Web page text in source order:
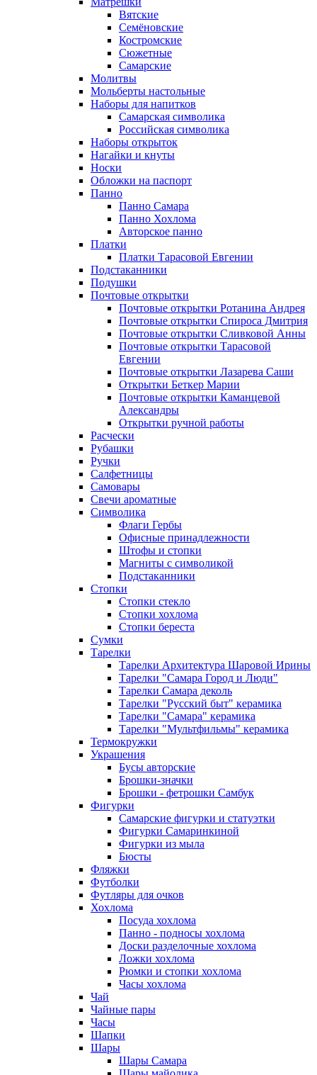
Вятские
Семёновские
Костромские
Сюжетные
Самарские
Молитвы
Мольберты настольные
Наборы для напитков
Самарская символика
Российская символика
Наборы открыток
Нагайки и кнуты
Носки
Обложки на паспорт
Панно
Панно Самара
Панно Хохлома
Авторское панно
Платки
Платки Тарасовой Евгении
Подстаканники
Подушки
Почтовые открытки
Почтовые открытки Ротанина Андрея
Почтовые открытки Спироса Дмитрия
Почтовые открытки Сливковой Анны
Почтовые открытки Тарасовой
Евгении
Почтовые открытки Лазарева Саши
Открытки Беткер Марии
Почтовые открытки Каманцевой
Александры
Открытки ручной работы
Расчески
Рубашки
Ручки
Салфетницы
Самовары
Свечи ароматные
Символика
Флаги Гербы
Офисные принадлежности
Штофы и стопки
Магниты с символикой
Подстаканники
Стопки
Стопки стекло
Стопки хохлома
Стопки береста
Сумки
Тарелки
Тарелки Архитектура Шаровой Ирины
Тарелки "Самара Город и Люди"
Тарелки Самара деколь
Тарелки "Русский быт" керамика
Тарелки "Самара" керамика
Тарелки "Мультфильмы" керамика
Термокружки
Украшения
Бусы авторские
Брошки-значки
Брошки - фетрошки Самбук
Фигурки
Самарские фигурки и статуэтки
Фигурки Самаринкиной
Фигурки из мыла
Бюсты
Фляжки
Футболки
Футляры для очков
Хохлома
Посуда хохлома
Панно - подносы хохлома
Доски разделочные хохлома
Ложки хохлома
Рюмки и стопки хохлома
Часы хохлома
Чай
Чайные пары
Часы
Шапки
Шары
Шары Самара